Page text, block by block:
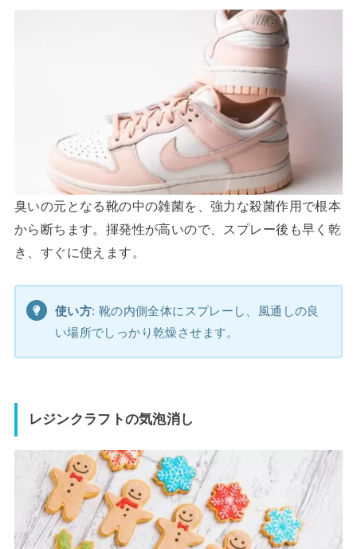
臭いの元となる靴の中の雑菌を、強力な殺菌作用で根本
から断ちます。揮発性が高いので、スプレー後も早く乾
き、すぐに使えます。
使い方: 靴の内側全体にスプレーし、風通しの良
い場所でしっかり乾燥させます。
レジンクラフトの気泡消し